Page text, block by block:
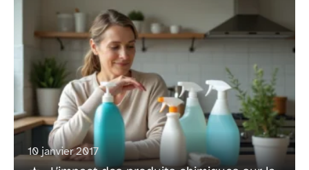
10 janvier 2017